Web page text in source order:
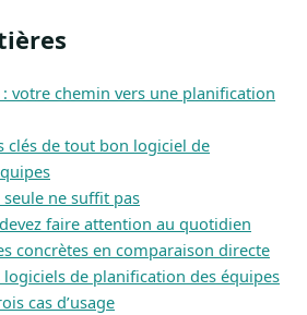
: votre chemin vers une planification
clés de tout bon logiciel de
ne suffit pas
faire attention au quotidien
concrètes en comparaison directe
de planification des équipes
cas d’usage